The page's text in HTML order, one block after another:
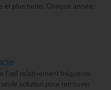
et plus nette. Chaque année,
l’œil relativement fréquente.
solution pour retrouver